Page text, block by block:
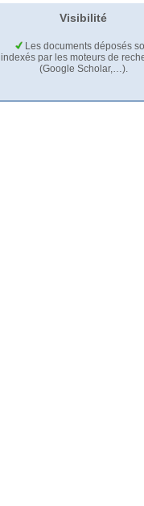
Visibilité
Les documents déposés
indexés par les moteurs de
(Google Scholar,…).